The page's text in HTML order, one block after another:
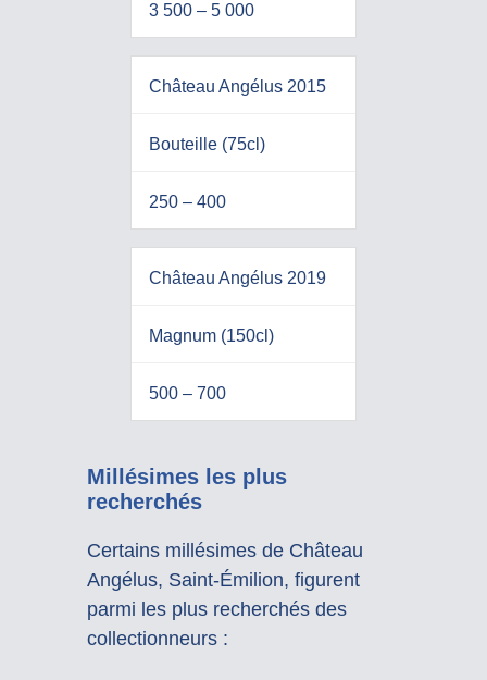
3 500 – 5 000
Château Angélus 2015
Bouteille (75cl)
250 – 400
Château Angélus 2019
Magnum (150cl)
500 – 700
Millésimes les plus
recherchés
Certains millésimes de Château
Angélus, Saint-Émilion, figurent
parmi les plus recherchés des
collectionneurs :